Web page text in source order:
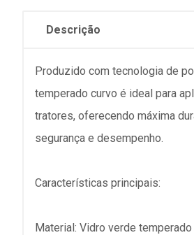
Descrição
Produzido com tecnologia de
temperado curvo é ideal para
tratores, oferecendo máxima
segurança e desempenho.
Características principais:
Material: Vidro verde temperado